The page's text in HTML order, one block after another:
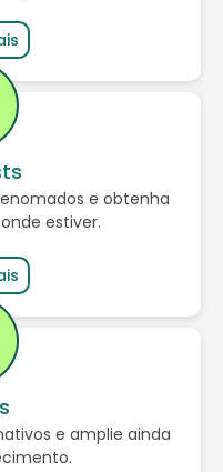
e obtenha
estiver.
e amplie ainda